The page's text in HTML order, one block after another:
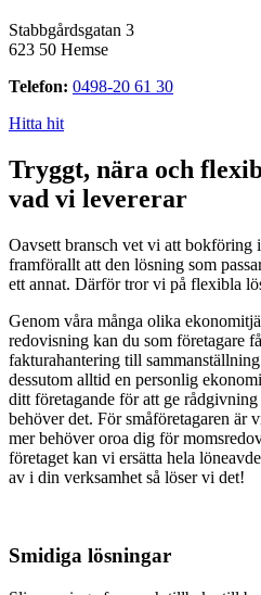
Stabbgårdsgatan 3
623 50 Hemse
Telefon: 0498-20 61 30
Hitta hit
Tryggt, nära och
vad vi levererar
Oavsett bransch vet vi att bokföring
framförallt att den lösning som
ett annat. Därför tror vi på flexibla
Genom våra många olika
redovisning kan du som företagare
fakturahantering till
dessutom alltid en personlig
ditt företagande för att ge
behöver det. För småföretagaren är
mer behöver oroa dig för
företaget kan vi ersätta hela
av i din verksamhet så löser vi det!
Smidiga lösningar